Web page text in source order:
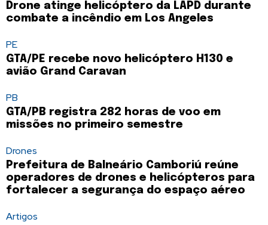
Drone atinge helicóptero da LAPD durante
combate a incêndio em Los Angeles
PE
GTA/PE recebe novo helicóptero H130 e
avião Grand Caravan
PB
GTA/PB registra 282 horas de voo em
missões no primeiro semestre
Drones
Prefeitura de Balneário Camboriú reúne
operadores de drones e helicópteros para
fortalecer a segurança do espaço aéreo
Artigos